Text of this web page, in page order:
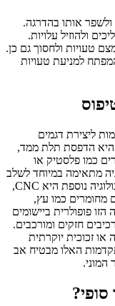
ולשפר אותו בהדרגה.
ולהוזיל עלויות.
טעויות ולחסוך גם כן.
למניעת טעויות
ליצירת דגמים
היא הדפסת תלת ממד,
כמו פלסטיק או
מתאימה במיוחד לשלב
הבדיקות הראשוניות ולשיפור עיצוב המוצר. טכנולוגיה נוספת היא CNC,
מחומרים כמו עץ,
פופולרית ביישומים
חזקים ומורכבים.
זכוכית יוקרתית
האלו מבטיח אב
המוני.